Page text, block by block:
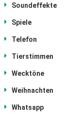
Soundeffekte
Spiele
Telefon
Tierstimmen
Wecktöne
Weihnachten
Whatsapp